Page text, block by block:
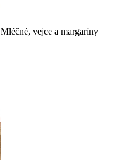
Mléčné, vejce a margaríny